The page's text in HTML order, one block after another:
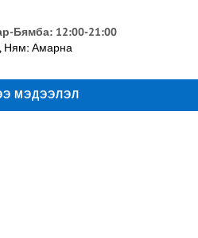
Бямба: 12:00-21:00
Ням: Амарна
МЭДЭЭЛЭЛ